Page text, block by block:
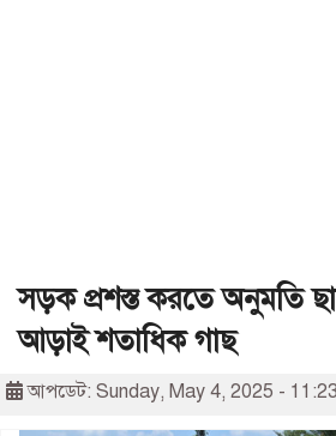
সড়ক প্রশস্ত করতে অনুমতি
আড়াই শতাধিক গাছ
আপডেট: Sunday, May 4, 2025 -